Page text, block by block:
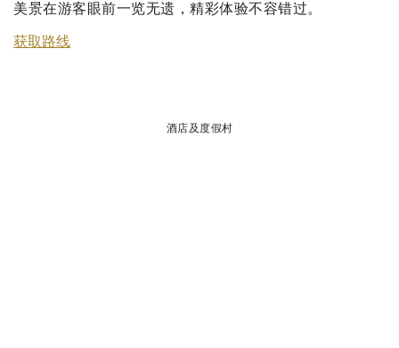
美景在游客眼前一览无遗，精彩体验不容错过。
获取路线
酒店及度假村